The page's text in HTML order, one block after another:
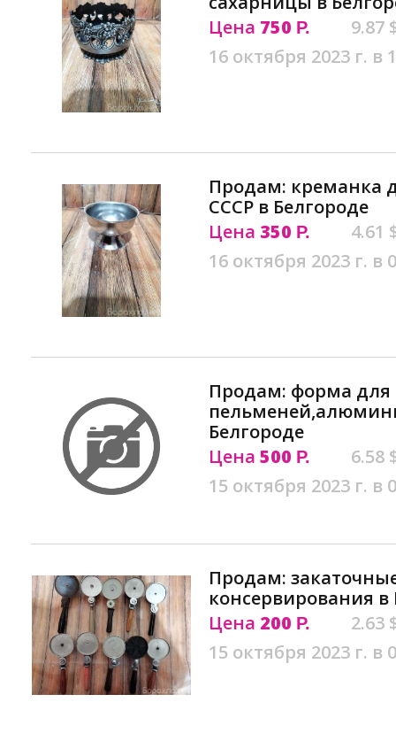
Цена 750 Р.
9.87
16 октября 2023 г. в
Продам: креманка
СССР в Белгороде
Цена 350 Р.
4.61
16 октября 2023 г. в
Продам: форма для
Белгороде
Цена 500 Р.
6.58
15 октября 2023 г. в
Продам:
консервирования в
Цена 200 Р.
2.63
15 октября 2023 г. в